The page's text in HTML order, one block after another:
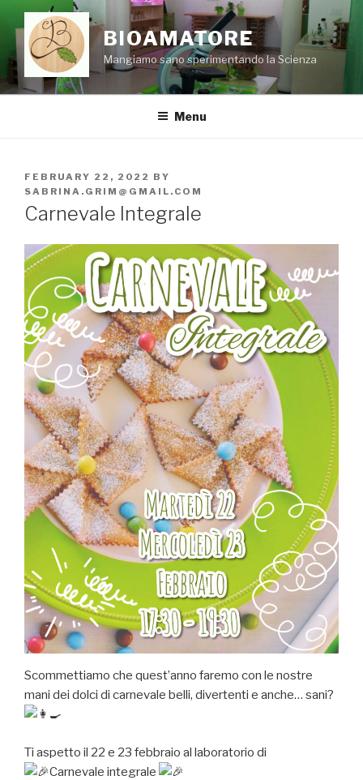
content
BIOAMATORE
Mangiamo sano sperimentando la Scienza
Menu
POSTED
ON
FEBRUARY 22, 2022 BY
SABRINA.GRIM@GMAIL.COM
Carnevale Integrale
Scommettiamo che quest’anno faremo con le nostre
mani dei dolci di carnevale belli, divertenti e anche… sani?
Ti aspetto il 22 e 23 febbraio al laboratorio di
Carnevale integrale